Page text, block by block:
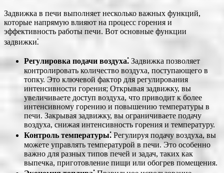
Задвижка в печи выполняет несколько важных функций,
которые напрямую влияют на процесс горения и
эффективность работы печи. Вот основные функции
задвижки⁚
Регулировка подачи воздуха⁚ Задвижка позволяет
контролировать количество воздуха, поступающего в
топку. Это ключевой фактор для регулирования
интенсивности горения; Открывая задвижку, вы
увеличиваете доступ воздуха, что приводит к более
интенсивному горению и повышению температуры в
печи. Закрывая задвижку, вы ограничиваете подачу
воздуха, снижая интенсивность горения и температуру.
Контроль температуры⁚ Регулируя подачу воздуха, вы
можете управлять температурой в печи. Это особенно
важно для разных типов печей и задач, таких как
выпечка, приготовление пищи или обогрев помещения.